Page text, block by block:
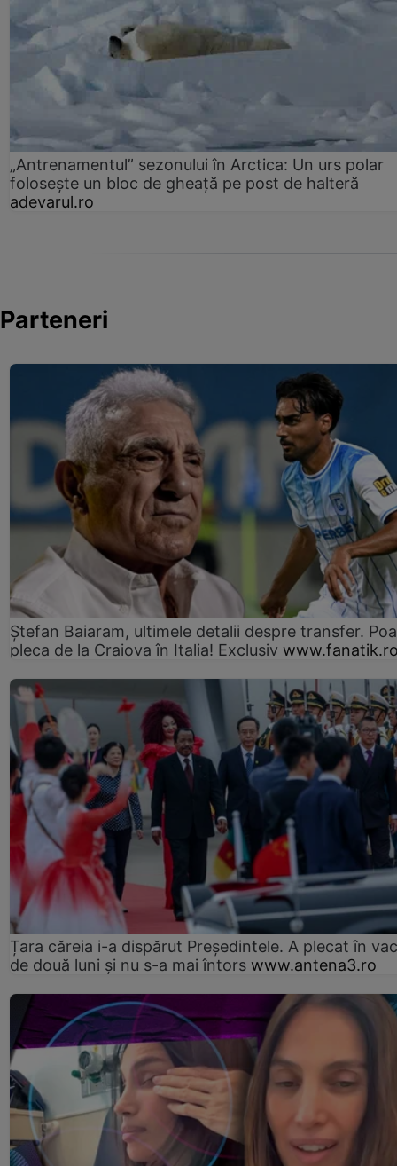
„Antrenamentul” sezonului în Arctica: Un urs polar
folosește un bloc de gheață pe post de halteră
adevarul.ro
Parteneri
Ștefan Baiaram, ultimele detalii despre transfer.
pleca de la Craiova în Italia! Exclusiv
Țara căreia i-a dispărut Președintele. A plecat în
de două luni și nu s-a mai întors www.antena3.ro